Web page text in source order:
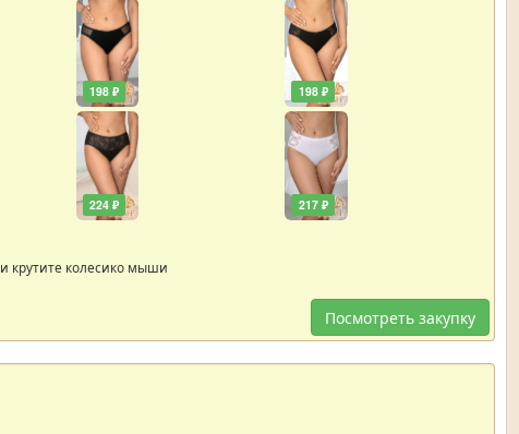
198 ₽
224 ₽
198 ₽
217 ₽
и крутите колесико мыши
Посмотреть закупку